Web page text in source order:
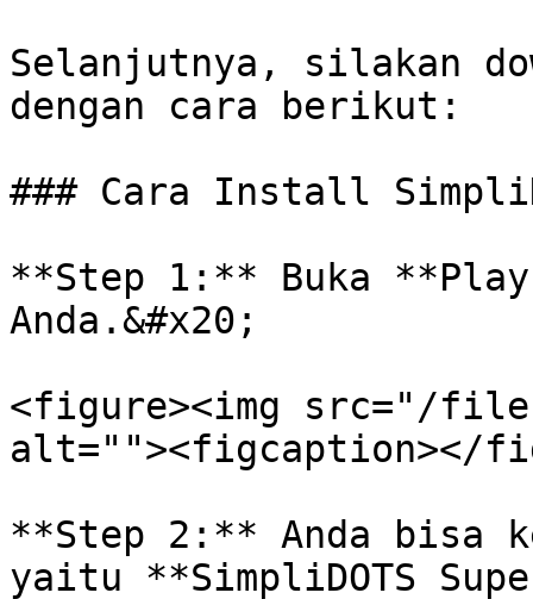
Selanjutnya, silakan
dengan cara berikut:
### Cara Install
**Step 1:** Buka
Anda.&#x20;
<figure><img src="/
alt=""><figcaption></
**Step 2:** Anda bisa
yaitu **SimpliDOTS